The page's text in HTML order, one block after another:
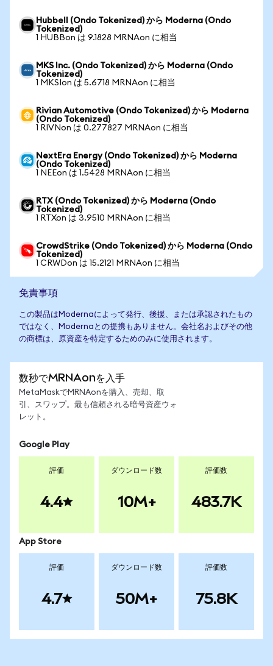
Hubbell (Ondo Tokenized) から Moderna (Ondo
Tokenized)
1 HUBBon は 9.1828 MRNAon に相当
MKS Inc. (Ondo Tokenized) から Moderna (Ondo
Tokenized)
1 MKSIon は 5.6718 MRNAon に相当
Rivian Automotive (Ondo Tokenized) から Moderna
(Ondo Tokenized)
1 RIVNon は 0.277827 MRNAon に相当
NextEra Energy (Ondo Tokenized) から Moderna
(Ondo Tokenized)
1 NEEon は 1.5428 MRNAon に相当
RTX (Ondo Tokenized) から Moderna (Ondo
Tokenized)
1 RTXon は 3.9510 MRNAon に相当
CrowdStrike (Ondo Tokenized) から Moderna (Ondo
Tokenized)
1 CRWDon は 15.2121 MRNAon に相当
免責事項
この製品はModernaによって発行、後援、または承認されたもの
ではなく、Modernaとの提携もありません。会社名およびその他
の商標は、原資産を特定するためのみに使用されます。
数秒でMRNAonを入手
MetaMaskでMRNAonを購入、売却、取
引、スワップ。最も信頼される暗号資産ウォ
レット。
Google Play
評価
4.4
ダウンロード数
10M+
評価数
483.7K
App Store
評価
4.7
ダウンロード数
50M+
評価数
75.8K